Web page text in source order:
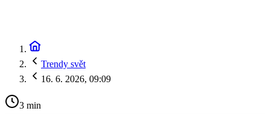
Trendy svět
16. 6. 2026, 09:09
3 min